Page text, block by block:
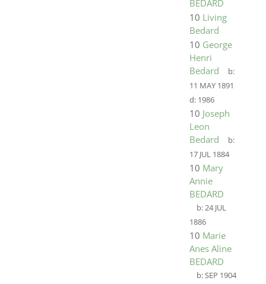
BEDARD
10 Living
Bedard
10 George
Henri
Bedard
b:
11 MAY 1891
d: 1986
10 Joseph
Leon
Bedard
b:
17 JUL 1884
10 Mary
Annie
BEDARD
b:24 JUL
1886
10 Marie
Anes Aline
BEDARD
b:SEP 1904